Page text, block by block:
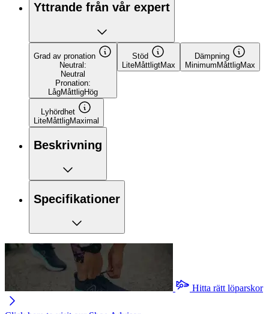
Yttrande från vår expert
Grad av pronation
Neutral:
Neutral
Pronation:
LågMåttligHög
Stöd
LiteMåttligtMax
Dämpning
Minimum MåttligMax
Lyhördhet
LiteMåttligMaximal
Beskrivning
Specifikationer
Hitta rätt löparskor